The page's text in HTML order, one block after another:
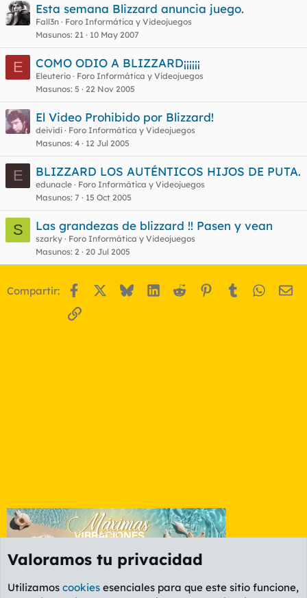
Esta semana Blizzard anuncia juego.
Fall3n
Foro Informática y Videojuegos
Masunos 21 10 May 2007
E COMO ODIO A BLIZZARD¡¡¡¡¡¡
Eleuterio
Foro Informática y Videojuegos
Masunos 5 22 Nov 2005
El Video Prohibido por Blizzard!
deividi
Foro Informática y Videojuegos
Masunos 4 12 Jul 2005
E BLIZZARD LOS AUTÉNTICOS HIJOS DE PUTA.
edunacle
Foro Informática y Videojuegos
Masunos 7 15 Oct 2005
S Las grandezas de blizzard !! Pasen y vean
szarky
Foro Informática y Videojuegos
Masunos 2 20 Jul 2005
Compartir: Facebook BlueskyLinkedIn
Reddit Pinterest
Tumblr
Enlace
Valoramos tu privacidad
Utilizamos cookies esenciales para que este sitio funcione,